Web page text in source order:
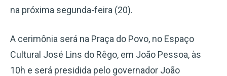
na próxima segunda-feira (20).
A cerimônia será na Praça do Povo, no Espaço
Cultural José Lins do Rêgo, em João Pessoa, às
10h e será presidida pelo governador João